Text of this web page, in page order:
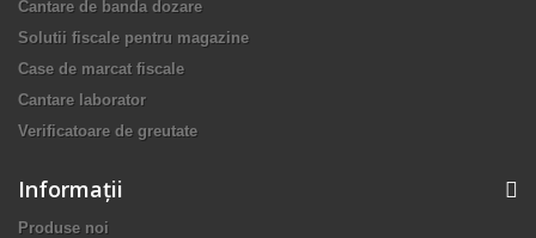
Cantare de banda dozare
Solutii fiscale pentru magazine
Case de marcat fiscale
Cantare laborator
Verificatoare de greutate
Informaţii
Produse noi